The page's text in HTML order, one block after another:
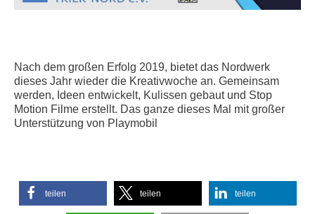
Nach dem großen Erfolg 2019, bietet das Nordwerk
dieses Jahr wieder die Kreativwoche an. Gemeinsam
werden, Ideen entwickelt, Kulissen gebaut und Stop
Motion Filme erstellt. Das ganze dieses Mal mit großer
Unterstützung von Playmobil
teilen teilen teilen